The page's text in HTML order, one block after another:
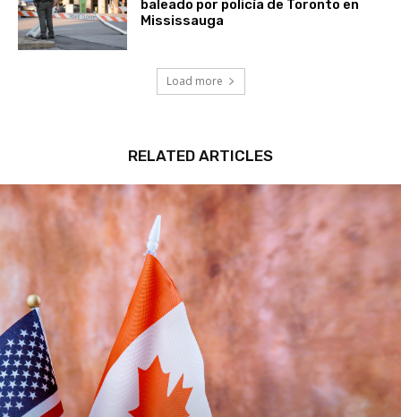
baleado por policía de Toronto en
Mississauga
Load more
RELATED ARTICLES